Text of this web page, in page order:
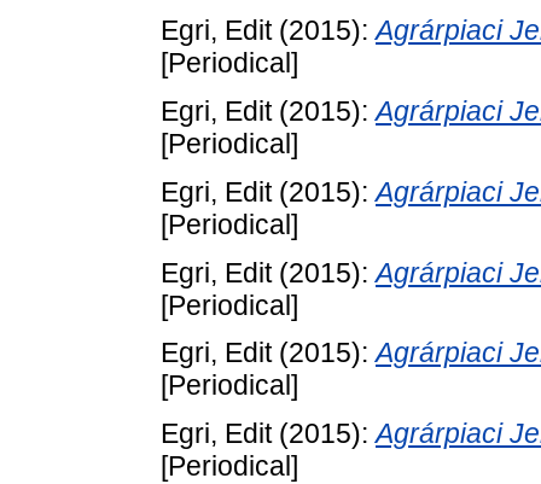
Egri, Edit(2015):Agrárpiaci
[Periodical]
Egri, Edit(2015):Agrárpiaci
[Periodical]
Egri, Edit(2015):Agrárpiaci
[Periodical]
Egri, Edit(2015):Agrárpiaci
[Periodical]
Egri, Edit(2015):Agrárpiaci
[Periodical]
Egri, Edit(2015):Agrárpiaci
[Periodical]